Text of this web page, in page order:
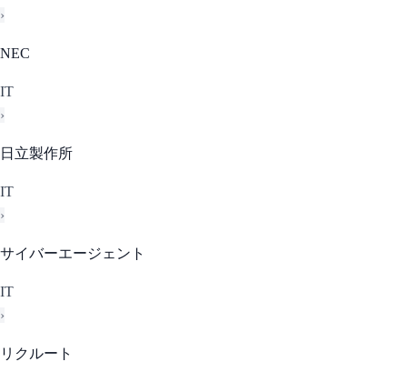
›
NEC
IT
›
日立製作所
IT
›
サイバーエージェント
IT
›
リクルート